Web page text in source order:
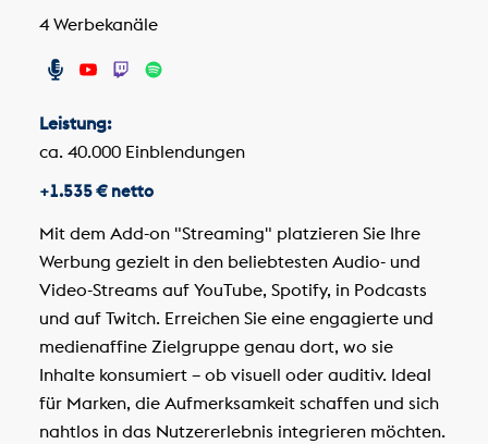
4 Werbekanäle
Leistung:
ca. 40.000 Einblendungen
+1.535 € netto
Mit dem Add-on "Streaming" platzieren Sie Ihre
Werbung gezielt in den beliebtesten Audio- und
Video-Streams auf YouTube, Spotify, in Podcasts
und auf Twitch. Erreichen Sie eine engagierte und
medienaffine Zielgruppe genau dort, wo sie
Inhalte konsumiert – ob visuell oder auditiv. Ideal
für Marken, die Aufmerksamkeit schaffen und sich
nahtlos in das Nutzererlebnis integrieren möchten.